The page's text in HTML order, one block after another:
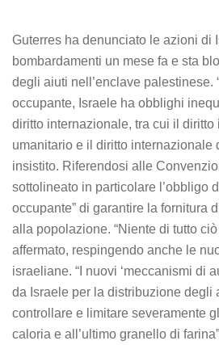
Guterres ha denunciato le azioni di
bombardamenti un mese fa e sta
degli aiuti nell’enclave palestinese.
occupante, Israele ha obblighi
diritto internazionale, tra cui il diritto
umanitario e il diritto internazionale
insistito. Riferendosi alle
sottolineato in particolare l’obbligo
occupante” di garantire la fornitura
alla popolazione. “Niente di tutto
affermato, respingendo anche le
israeliane. “I nuovi ‘meccanismi di
da Israele per la distribuzione degli
controllare e limitare severamente
caloria e all’ultimo granello di